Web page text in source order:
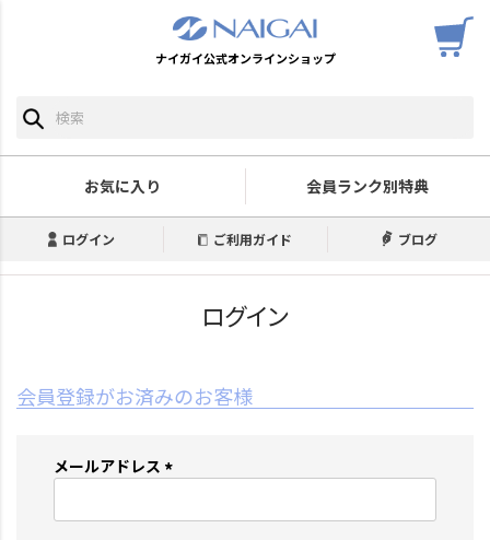
ナイガイ公式オンラインショップ
お気に入り 会員ランク別特典
ログイン ご利用ガイド ブログ
ログイン
会員登録がお済みのお客様
メールアドレス
必